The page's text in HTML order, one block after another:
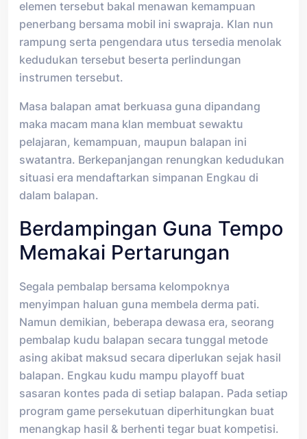
elemen tersebut bakal menawan kemampuan
penerbang bersama mobil ini swapraja. Klan nun
rampung serta pengendara utus tersedia menolak
kedudukan tersebut beserta perlindungan
instrumen tersebut.
Masa balapan amat berkuasa guna dipandang
maka macam mana klan membuat sewaktu
pelajaran, kemampuan, maupun balapan ini
swatantra. Berkepanjangan renungkan kedudukan
situasi era mendaftarkan simpanan Engkau di
dalam balapan.
Berdampingan Guna Tempo
Memakai Pertarungan
Segala pembalap bersama kelompoknya
menyimpan haluan guna membela derma pati.
Namun demikian, beberapa dewasa era, seorang
pembalap kudu balapan secara tunggal metode
asing akibat maksud secara diperlukan sejak hasil
balapan. Engkau kudu mampu playoff buat
sasaran kontes pada di setiap balapan. Pada setiap
program game persekutuan diperhitungkan buat
menangkap hasil & berhenti tegar buat kompetisi.